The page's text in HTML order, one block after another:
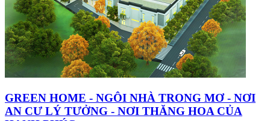
GREEN HOME - NGÔI NHÀ TRONG MƠ - NƠI
AN CƯ LÝ TƯỞNG - NƠI THĂNG HOA CỦA